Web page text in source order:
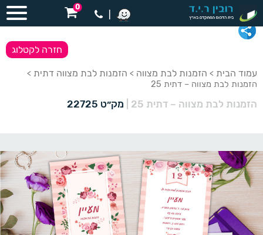
0
עמוד הבית > הזמנות לבת מצווה > הזמנות לבת מצווה דתית >
הזמנות לבת מצווה – דתית 25
הזמנות לבת מצווה – דתית 25 מק״ט 22725
חזרה לקטלוג